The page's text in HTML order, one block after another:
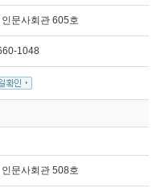
인문사회관 605호
1048
인문사회관 508호